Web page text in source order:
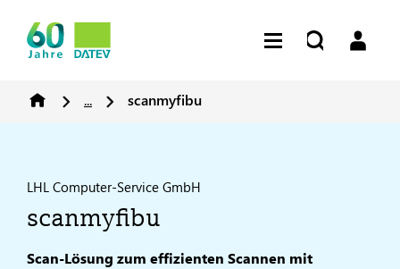
... scanmyfibu
LHL Computer-Service GmbH
scanmyfibu
Scan-Lösung zum effizienten Scannen mit